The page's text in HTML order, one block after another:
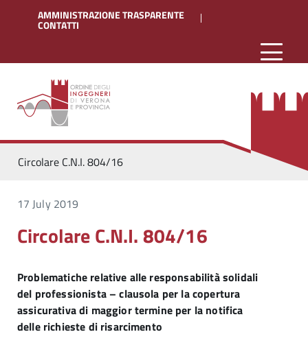
AMMINISTRAZIONE TRASPARENTE
CONTATTI
Circolare C.N.I. 804/16
17 July 2019
Circolare C.N.I. 804/16
Problematiche relative alle responsabilità solidali
del professionista – clausola per la copertura
assicurativa di maggior termine per la notifica
delle richieste di risarcimento